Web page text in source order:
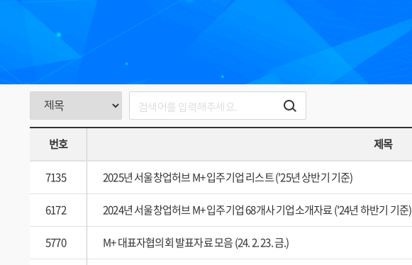
번호 제목
7135 2025년 서울창업허브 M+ 입주기업 리스트 ('25년 상반기 기준)
6172 2024년 서울창업허브 M+ 입주기업 68개사 기업소개자료 ('24년 하반기 기준)
5770 M+ 대표자협의회 발표자료 모음 (24. 2. 23. 금.)